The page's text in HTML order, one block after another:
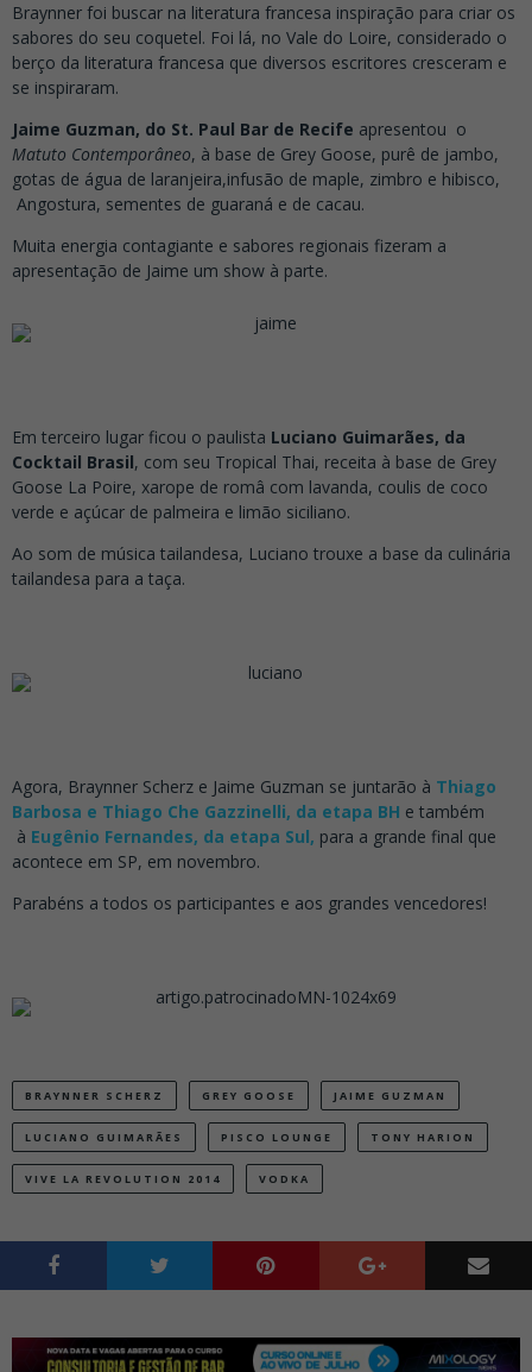
Braynner foi buscar na literatura francesa inspiração para criar os
sabores do seu coquetel. Foi lá, no Vale do Loire, considerado o
berço da literatura francesa que diversos escritores cresceram e
se inspiraram.
Jaime Guzman, do St. Paul Bar de Recife apresentou o
Matuto Contemporâneo, à base de Grey Goose, purê de jambo,
gotas de água de laranjeira,infusão de maple, zimbro e hibisco,
Angostura, sementes de guaraná e de cacau.
Muita energia contagiante e sabores regionais fizeram a
apresentação de Jaime um show à parte.
Em terceiro lugar ficou o paulista Luciano Guimarães, da
Cocktail Brasil, com seu Tropical Thai, receita à base de Grey
Goose La Poire, xarope de româ com lavanda, coulis de coco
verde e açúcar de palmeira e limão siciliano.
Ao som de música tailandesa, Luciano trouxe a base da culinária
tailandesa para a taça.
Agora, Braynner Scherz e Jaime Guzman se juntarão à Thiago
Barbosa e Thiago Che Gazzinelli, da etapa BH e também
à Eugênio Fernandes, da etapa Sul, para a grande final que
acontece em SP, em novembro.
Parabéns a todos os participantes e aos grandes vencedores!
BRAYNNER SCHERZ GREY GOOSE JAIME GUZMAN
LUCIANO GUIMARÃES PISCO LOUNGE TONY HARION
VIVE LA REVOLUTION 2014 VODKA